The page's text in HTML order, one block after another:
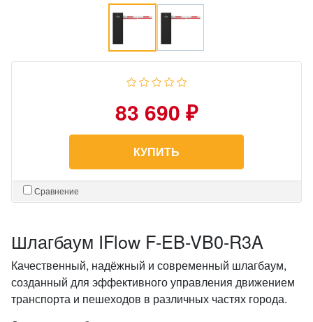
83 690 ₽
КУПИТЬ
Сравнение
Шлагбаум IFlow F-EB-VB0-R3A
Качественный, надёжный и современный шлагбаум,
созданный для эффективного управления движением
транспорта и пешеходов в различных частях города.